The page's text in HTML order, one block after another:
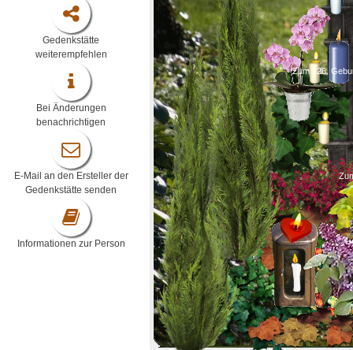
Gedenkstätte
weiterempfehlen
Bei Änderungen
benachrichtigen
E-Mail an den Ersteller der
Gedenkstätte senden
Informationen zur Person
Zum 126.